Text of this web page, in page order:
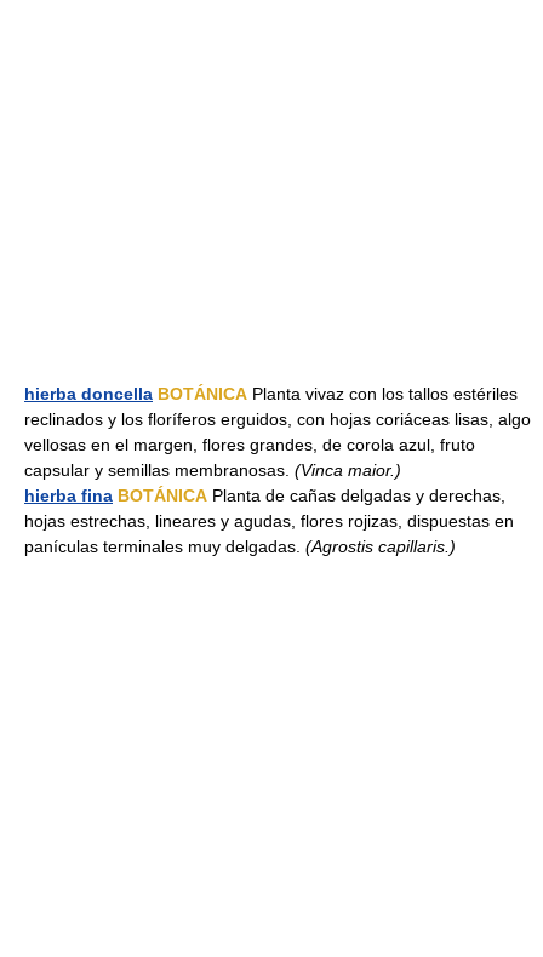
hierba doncella BOTÁNICA Planta vivaz con los tallos estériles
reclinados y los floríferos erguidos, con hojas coriáceas lisas, algo
vellosas en el margen, flores grandes, de corola azul, fruto
capsular y semillas membranosas. (Vinca maior.)
hierba fina BOTÁNICA Planta de cañas delgadas y derechas,
hojas estrechas, lineares y agudas, flores rojizas, dispuestas en
panículas terminales muy delgadas. (Agrostis capillaris.)